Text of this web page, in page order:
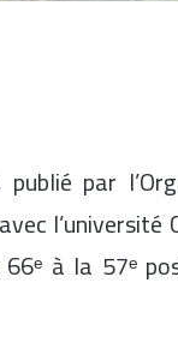
par
l’université
à la 57ᵉ